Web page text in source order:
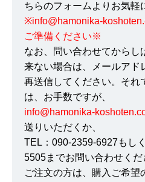
ちらのフォームよりお気軽
※info@hamonika-
ご準備ください※
なお、問い合わせてからし
来ない場合は、メールアド
再送信してください。それ
は、お手数ですが、
info@hamonika-
送りいただくか、
TEL：090-2359-6927もし
5505までお問い合わせくだ
ご注文の方は、購入ご希望